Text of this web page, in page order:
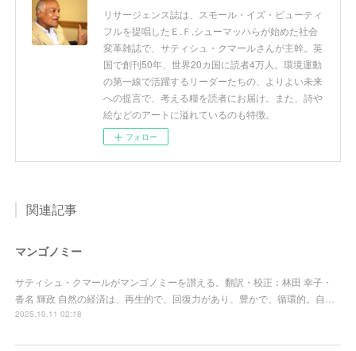
リサージェンス誌は、スモール・イズ・ビューティ
フルを提唱したＥ.Ｆ.シューマッハらが始めた社会
変革雑誌で、サティシュ・クマールさんが主幹。英
国で創刊50年、世界20カ国に読者4万人。環境運動
の第一線で活躍するリーダーたちの、よりよい未来
への提言で、考える糧を読者にお届け。また、詩や
絵などのアートに溢れているのも特徴。
フォロー
関連記事
マンゴノミー
サティシュ・クマールがマンゴノミーを讃える。翻訳・校正：林田 幸子・
沓名 輝政 自然の経済は、再生的で、回復力があり、豊かで、循環的。自…
2025.10.11 02:18